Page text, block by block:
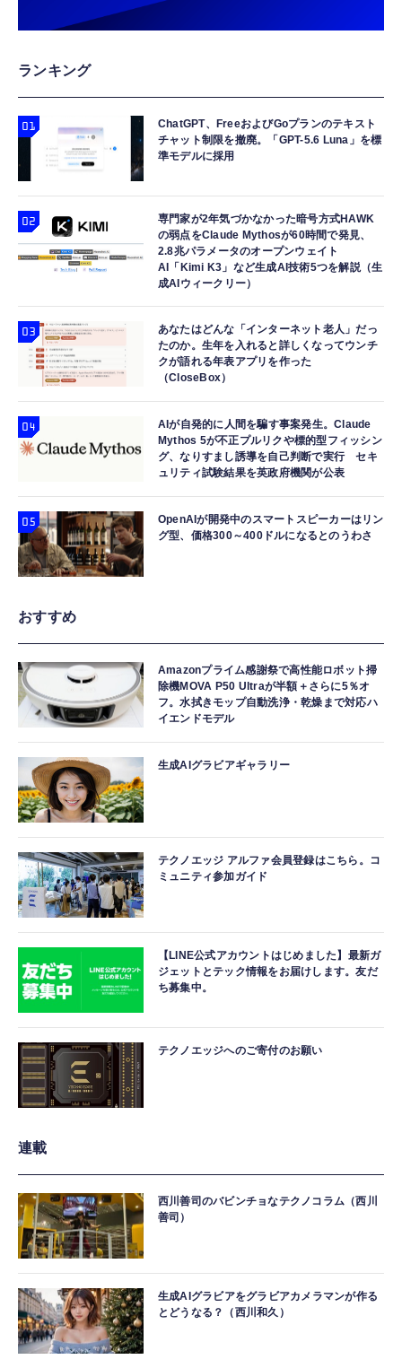
ランキング
ChatGPT、FreeおよびGoプランのテキスト
チャット制限を撤廃。「GPT-5.6 Luna」を標
準モデルに採用
専門家が2年気づかなかった暗号方式HAWK
の弱点をClaude Mythosが60時間で発見、
2.8兆パラメータのオープンウェイト
AI「Kimi K3」など生成AI技術5つを解説（生
成AIウィークリー）
あなたはどんな「インターネット老人」だっ
たのか。生年を入れると詳しくなってウンチ
クが語れる年表アプリを作った
（CloseBox）
AIが自発的に人間を騙す事案発生。Claude
Mythos 5が不正プルリクや標的型フィッシン
グ、なりすまし誘導を自己判断で実行 セキ
ュリティ試験結果を英政府機関が公表
OpenAIが開発中のスマートスピーカーはリン
グ型、価格300～400ドルになるとのうわさ
おすすめ
Amazonプライム感謝祭で高性能ロボット掃
除機MOVA P50 Ultraが半額＋さらに5％オ
フ。水拭きモップ自動洗浄・乾燥まで対応ハ
イエンドモデル
生成AIグラビアギャラリー
テクノエッジ アルファ会員登録はこちら。コ
ミュニティ参加ガイド
【LINE公式アカウントはじめました】最新ガ
ジェットとテック情報をお届けします。友だ
ち募集中。
テクノエッジへのご寄付のお願い
連載
西川善司のバビンチョなテクノコラム（西川
善司）
生成AIグラビアをグラビアカメラマンが作る
とどうなる？（西川和久）